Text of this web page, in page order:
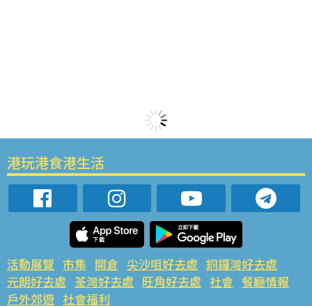
港玩港食港生活
活動展覽 市集 開倉 尖沙咀好去處 銅鑼灣好去處
元朗好去處 荃灣好去處 旺角好去處 社會 餐廳情報
戶外郊遊 社會福利